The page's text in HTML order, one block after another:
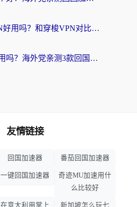
Quickback VPN好用吗？和穿梭VPN对比哪个回国效果更好？海外党必看的真实测评与选择指南
穿梭和快喵好用吗？海外党亲测3款回国加速器，附日本回国VPN避坑指南
友情链接
回国加速器 番茄回国加速器
一键回国加速器
奇迹MU加速用什
么比较好
在意大利用掌上 新加坡怎么玩七